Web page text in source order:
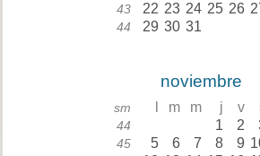
43 22 23 24 25 26
44 29 30 31
noviembre
sm m m j v
44 1 2
45 5 6 7 8 9